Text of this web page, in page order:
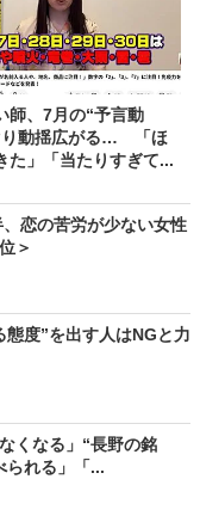
師、7月の“予言動
り動揺広がる… 「ほ
た」「当たりすぎて...
、恋の苦労が少ない女性
＞
度”を出す人はNGと力
くなる」“長野の銘
られる」「...